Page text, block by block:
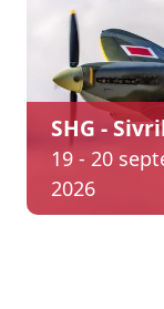
SHG -
19 - 20
2026